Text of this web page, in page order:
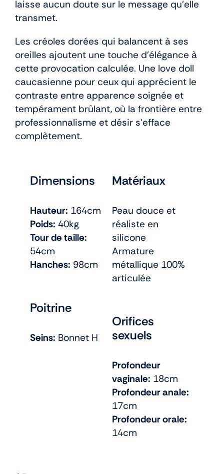
laisse aucun doute sur le message qu’elle
transmet.
Les créoles dorées qui balancent à ses
oreilles ajoutent une touche d’élégance à
cette provocation calculée. Une love doll
caucasienne pour ceux qui apprécient le
contraste entre apparence soignée et
tempérament brûlant, où la frontière entre
professionnalisme et désir s’efface
complètement.
Dimensions
Hauteur: 164cm
Poids: 40kg
Tour de taille:
54cm
Hanches: 98cm
Poitrine
Seins: Bonnet H
Matériaux
Peau douce et
réaliste en
silicone
Armature
métallique 100%
articulée
Orifices
sexuels
Profondeur
vaginale: 18cm
Profondeur anale:
17cm
Profondeur orale:
14cm